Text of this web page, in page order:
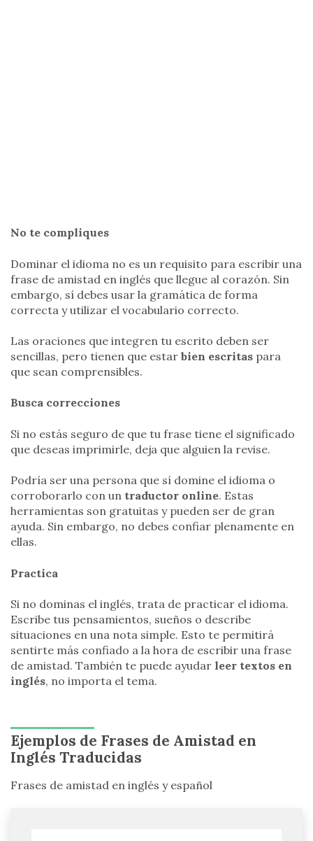
No te compliques
Dominar el idioma no es un requisito para escribir una
frase de amistad en inglés que llegue al corazón. Sin
embargo, sí debes usar la gramática de forma
correcta y utilizar el vocabulario correcto.
Las oraciones que integren tu escrito deben ser
sencillas, pero tienen que estar bien escritas para
que sean comprensibles.
Busca correcciones
Si no estás seguro de que tu frase tiene el significado
que deseas imprimirle, deja que alguien la revise.
Podría ser una persona que sí domine el idioma o
corroborarlo con un traductor online. Estas
herramientas son gratuitas y pueden ser de gran
ayuda. Sin embargo, no debes confiar plenamente en
ellas.
Practica
Si no dominas el inglés, trata de practicar el idioma.
Escribe tus pensamientos, sueños o describe
situaciones en una nota simple. Esto te permitirá
sentirte más confiado a la hora de escribir una frase
de amistad. También te puede ayudar leer textos en
inglés, no importa el tema.
Ejemplos de Frases de Amistad en
Inglés Traducidas
Frases de amistad en inglés y español